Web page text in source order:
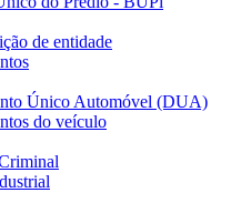
de entidade
Único Automóvel (DUA)
do veículo